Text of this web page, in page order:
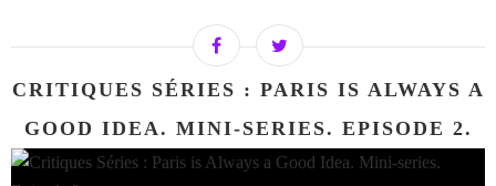
CRITIQUES SÉRIES : PARIS IS ALWAYS A
GOOD IDEA. MINI-SERIES. EPISODE 2.